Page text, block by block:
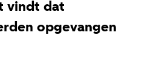
vindt dat
opgevangen